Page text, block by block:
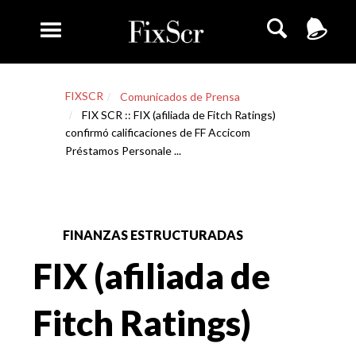
FIXSCR
Comunicados de Prensa
FIX SCR :: FIX (afiliada de Fitch Ratings)
confirmó calificaciones de FF Accicom
Préstamos Personale ...
FINANZAS ESTRUCTURADAS
FIX (afiliada de
Fitch Ratings)